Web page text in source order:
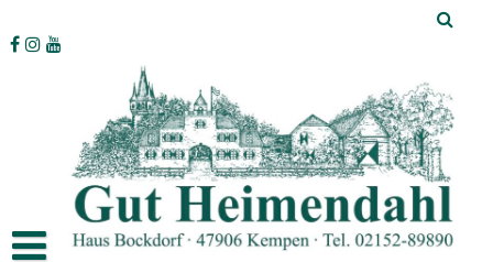
to
content